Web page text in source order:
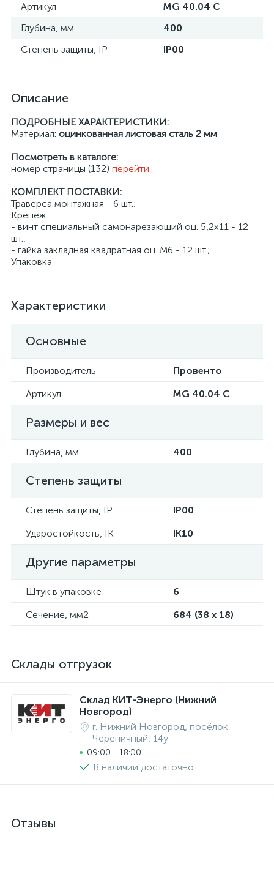
Артикул
MG 40.04 C
Глубина, мм
400
Степень защиты, IP
IP00
Описание
ПОДРОБНЫЕ ХАРАКТЕРИСТИКИ:
Материал: оцинкованная листовая сталь 2 мм
Посмотреть в каталоге:
номер страницы (132) перейти...
КОМПЛЕКТ ПОСТАВКИ:
Траверса монтажная - 6 шт.;
Крепеж :
- винт специальный самонарезающий оц. 5,2x11 - 12
шт.;
- гайка закладная квадратная оц. М6 - 12 шт.;
Упаковка
Характеристики
Основные
Производитель
Провенто
Артикул
MG 40.04 C
Размеры и вес
Глубина, мм 400
Степень защиты
Степень защиты, IP
IP00
Ударостойкость, IK
IK10
Другие параметры
Штук в упаковке
6
Сечение, мм2
684 (38 х 18)
Склады отгрузок
Склад КИТ-Энерго (Нижний
Новгород)
г. Нижний Новгород, посёлок
Черепичный, 14у
09:00 - 18:00
В наличии достаточно
Отзывы